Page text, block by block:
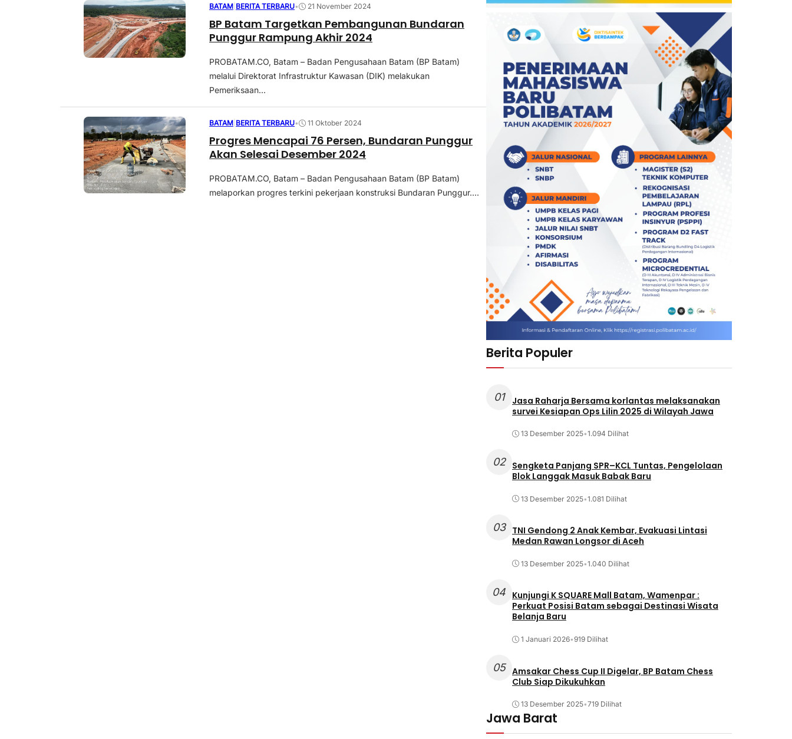
BATAM BERITA TERBARU• 21 November 2024
BP Batam Targetkan Pembangunan Bundaran
Punggur Rampung Akhir 2024
PROBATAM.CO, Batam – Badan Pengusahaan Batam (BP Batam)
melalui Direktorat Infrastruktur Kawasan (DIK) melakukan
Pemeriksaan...
BATAM BERITA TERBARU• 11 Oktober 2024
Progres Mencapai 76 Persen, Bundaran Punggur
Akan Selesai Desember 2024
PROBATAM.CO, Batam – Badan Pengusahaan Batam (BP Batam)
melaporkan progres terkini pekerjaan konstruksi Bundaran Punggur....
Berita Populer
01
Jasa Raharja Bersama korlantas melaksanakan
survei Kesiapan Ops Lilin 2025 di Wilayah Jawa
13 Desember 2025•1.094 Dilihat
02
Sengketa Panjang SPR–KCL Tuntas, Pengelolaan
Blok Langgak Masuk Babak Baru
13 Desember 2025•1.081 Dilihat
03
TNI Gendong 2 Anak Kembar, Evakuasi Lintasi
Medan Rawan Longsor di Aceh
13 Desember 2025•1.040 Dilihat
04 Kunjungi K SQUARE Mall Batam, Wamenpar :
Perkuat Posisi Batam sebagai Destinasi Wisata
Belanja Baru
1 Januari 2026•919 Dilihat
05 Amsakar Chess Cup II Digelar, BP Batam Chess
Club Siap Dikukuhkan
13 Desember 2025•719 Dilihat
Jawa Barat